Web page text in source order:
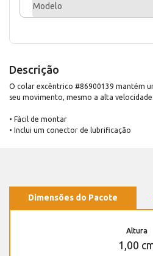
Modelo
Descrição
O colar excêntrico #86900139 mantém
seu movimento, mesmo a alta velocidade.
• Fácil de montar
• Inclui um conector de lubrificação
Dimensões do Pacote
Altura
1,00